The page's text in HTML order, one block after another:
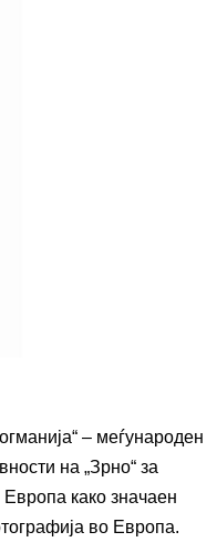
– меѓународен
на „Зрно“ за
како значаен
во Европа.